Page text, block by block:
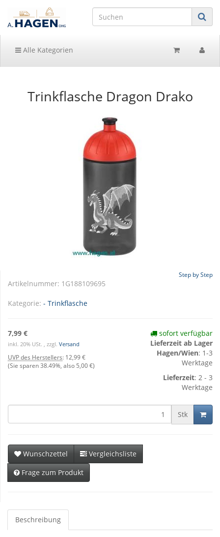
Alle Kategorien
Trinkflasche Dragon Drako
Step by Step
Artikelnummer: 1G188109695
Kategorie: - Trinkflasche
7,99 €
inkl. 20% USt. , zzgl. Versand
UVP des Herstellers: 12,99 €
(Sie sparen 38.49% , also 5,00 €)
sofort verfügbar
Lieferzeit ab Lager
Hagen/Wien: 1-3
Werktage
Lieferzeit: 2 - 3
Werktage
Stk
Wunschzettel
Vergleichsliste
Frage zum Produkt
Beschreibung